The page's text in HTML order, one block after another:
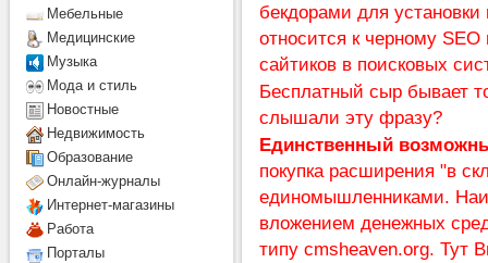
бекдорами для
относится к черному
сайтиков в поисковых
Бесплатный сыр бывает
слышали эту фразу?
Единственный
покупка расширения "в
единомышленниками.
вложением денежных
типу cmsheaven.org. Тут
Мебельные
Медицинские
Музыка
Мода и стиль
Новостные
Недвижимость
Образование
Онлайн-журналы
Интернет-магазины
Работа
Порталы